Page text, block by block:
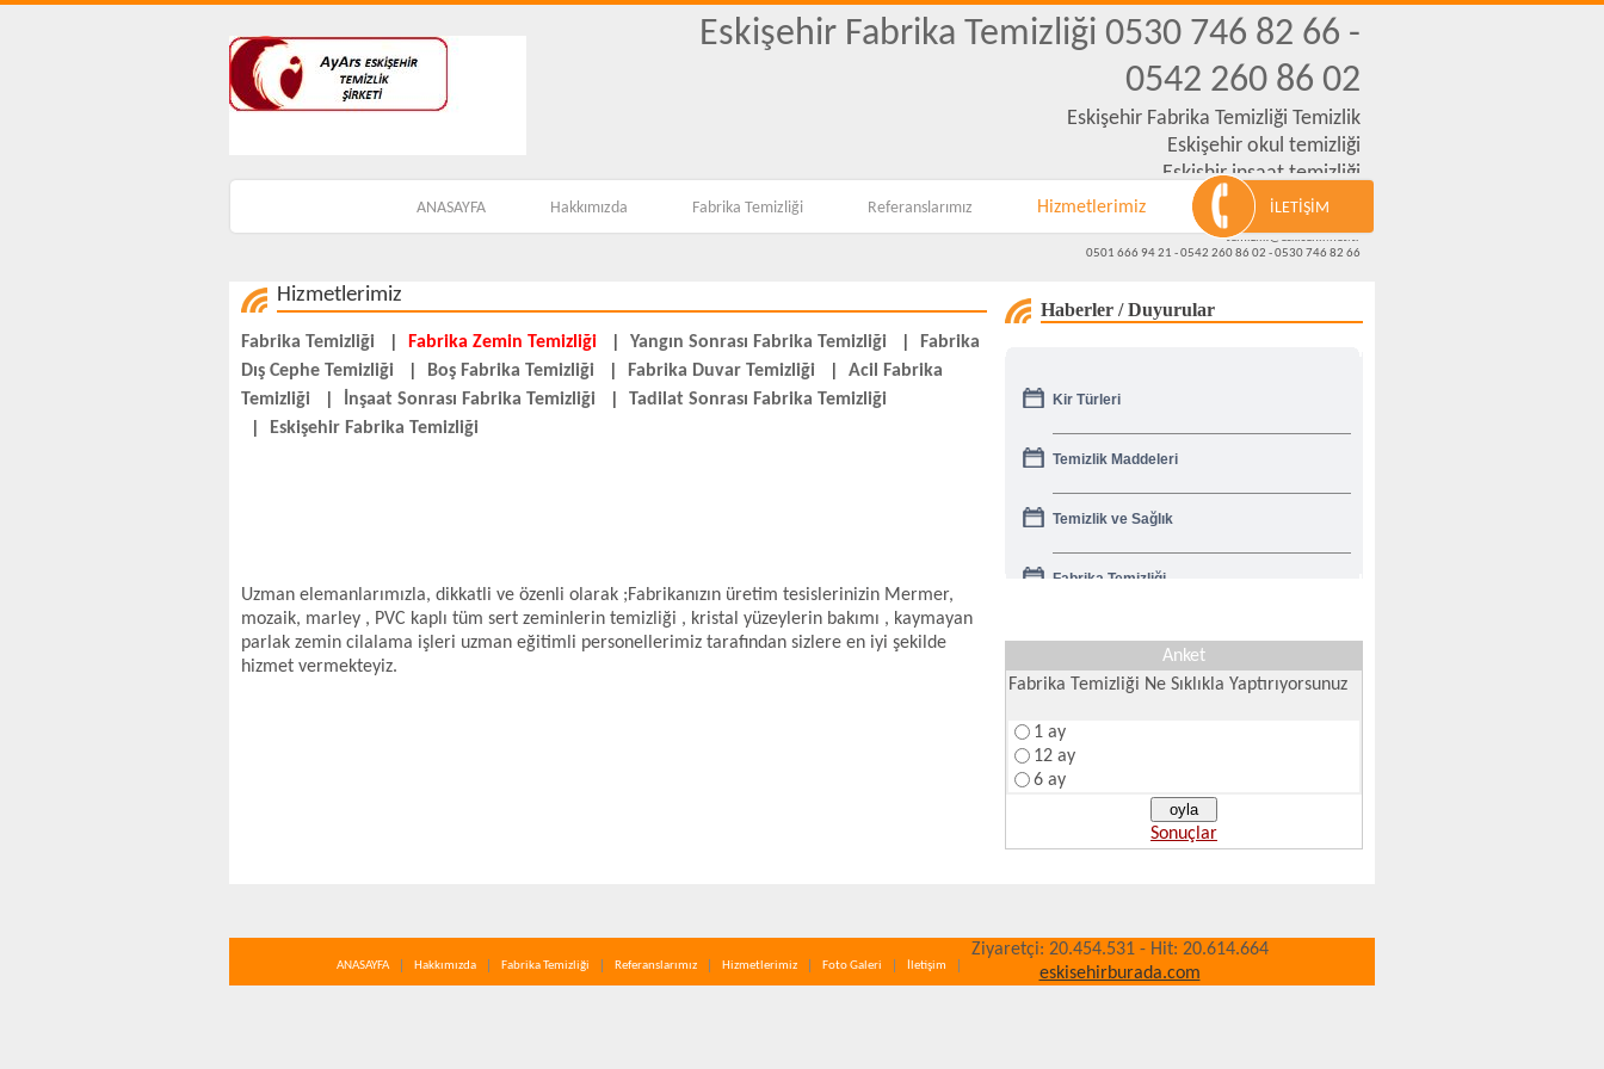
Eskişehir Fabrika Temizliği 0530 746 82 66 -
0542 260 86 02
Eskişehir Fabrika Temizliği Temizlik
Eskişehir okul temizliği
Eskişhir inşaat temizliği
Eskişehir merdiven temizliği
temizlik@eskisehir.net.tr
0501 666 94 21 - 0542 260 86 02 - 0530 746 82 66
ANASAYFA Hakkımızda Fabrika Temizliği Referanslarımız Hizmetlerimiz İLETİŞİM
Hizmetlerimiz
Fabrika Temizliği Fabrika Zemin Temizliği Yangın Sonrası Fabrika Temizliği
Fabrika
Dış Cephe Temizliği
Boş Fabrika Temizliği Fabrika Duvar Temizliği
Acil Fabrika
Temizliği
İnşaat Sonrası Fabrika Temizliği
Tadilat Sonrası Fabrika Temizliği
Eskişehir Fabrika Temizliği
Uzman elemanlarımızla, dikkatli ve özenli olarak ;Fabrikanızın üretim tesislerinizin Mermer,
mozaik, marley , PVC kaplı tüm sert zeminlerin temizliği , kristal yüzeylerin bakımı , kaymayan
parlak zemin cilalama işleri uzman eğitimli personellerimiz tarafından sizlere en iyi şekilde
hizmet vermekteyiz.
Haberler / Duyurular
Kir Türleri
Temizlik Maddeleri
Temizlik ve Sağlık
Fabrika Temizliği
Anket
Fabrika Temizliği Ne Sıklıkla Yaptırıyorsunuz
1 ay
12 ay
6 ay
Sonuçlar
ANASAYFA Hakkımızda Fabrika Temizliği Referanslarımız Hizmetlerimiz Foto Galeri İletişim
Ziyaretçi: 20.454.531 - Hit: 20.614.664
eskisehirburada.com